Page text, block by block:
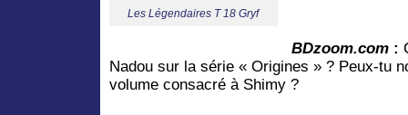
Les Légendaires T 18 Gryf
BDzoom.com :
Nadou sur la série « Origines » ? Peux-tu
volume consacré à Shimy ?